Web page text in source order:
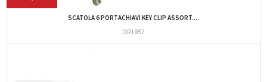
SCATOLA 6 PORTACHIAVI KEY CLIP ASSORT....
DR1957